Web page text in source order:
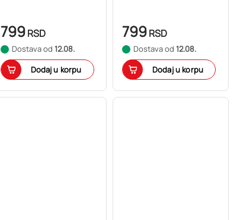
799RSD
Dostava od 12.08.
Dodaj u korpu
799RSD
Dostava od 12.08.
Dodaj u korpu